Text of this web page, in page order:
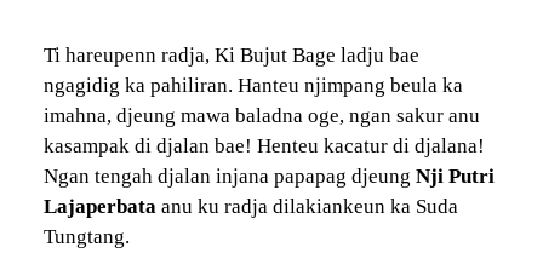
Ti hareupenn radja, Ki Bujut Bage ladju bae
ngagidig ka pahiliran. Hanteu njimpang beula ka
imahna, djeung mawa baladna oge, ngan sakur anu
kasampak di djalan bae! Henteu kacatur di djalana!
Ngan tengah djalan injana papapag djeung Nji Putri
Lajaperbataanu ku radja dilakiankeun ka Suda
Tungtang.